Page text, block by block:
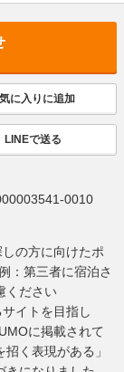
に入りに追加
LINEで送る
0010
の方に向けたポ
：第三者に宿泊さ
ください
イトを目指し
に掲載されて
く表現がある」